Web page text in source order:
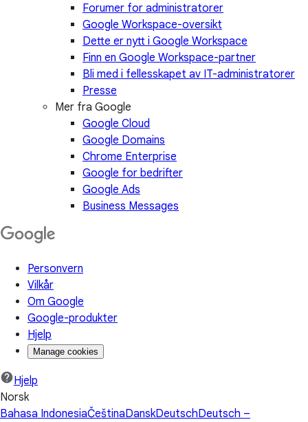
Forumer for administratorer
Google Workspace-oversikt
Dette er nytt i Google Workspace
Finn en Google Workspace-partner
Bli med i fellesskapet av IT-administratorer
Presse
Mer fra Google
Google Cloud
Google Domains
Chrome Enterprise
Google for bedrifter
Google Ads
Business Messages
Personvern
Vilkår
Om Google
Google-produkter
Hjelp
Manage cookies
Hjelp
Norsk
Bahasa IndonesiaČeštinaDanskDeutschDeutsch –